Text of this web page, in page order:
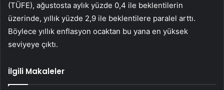
(TÜFE), ağustosta aylık yüzde 0,4 ile beklentilerin
üzerinde, yıllık yüzde 2,9 ile beklentilere paralel arttı.
Böylece yıllık enflasyon ocaktan bu yana en yüksek
seviyeye çıktı.
İlgili Makaleler